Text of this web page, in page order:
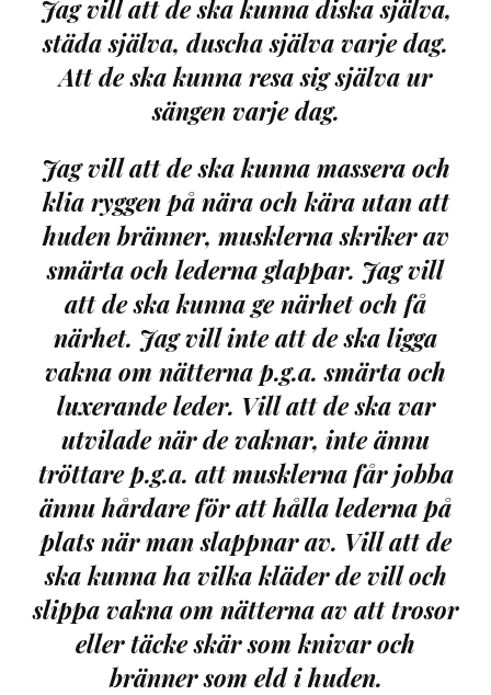
Jag vill att de ska kunna diska själva,
städa själva, duscha själva varje dag.
Att de ska kunna resa sig själva ur
sängen varje dag.
Jag vill att de ska kunna massera och
klia ryggen på nära och kära utan att
huden bränner, musklerna skriker av
smärta och lederna glappar. Jag vill
att de ska kunna ge närhet och få
närhet. Jag vill inte att de ska ligga
vakna om nätterna p.g.a. smärta och
luxerande leder. Vill att de ska var
utvilade när de vaknar, inte ännu
tröttare p.g.a. att musklerna får jobba
ännu hårdare för att hålla lederna på
plats när man slappnar av. Vill att de
ska kunna ha vilka kläder de vill och
slippa vakna om nätterna av att trosor
eller täcke skär som knivar och
bränner som eld i huden.